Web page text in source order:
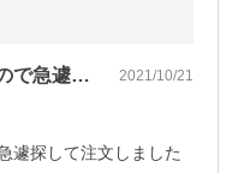
高校生の息子の財布が壊れたので急遽探し… 2021/10/21
遽探して注文しました